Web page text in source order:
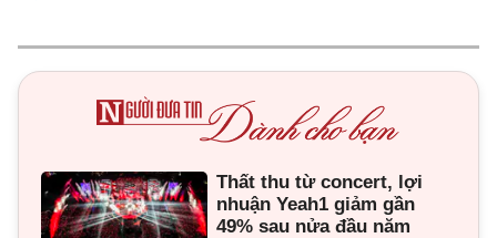
Thất thu từ concert, lợi
nhuận Yeah1 giảm gần
49% sau nửa đầu năm